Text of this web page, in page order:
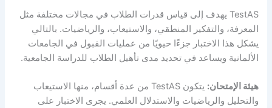
TestAS يهدف إلى قياس قدرات الطلاب في مجالات مختلفة مثل
المعرفة، والتفكير المنطقي، والاستيعاب، والرياضيات. بالتالي
يشكل هذا الاختبار جزءًا حيويًا من عمليات القبول في الجامعات
الألمانية ويساعد في تحديد مدى تأهيل الطلاب للدراسة الجامعية.
هيئة الإمتحان:
يتكون TestAS من عدة أقسام، منها الاستيعاب
والتحليل والرياضيات والاستدلال العلمي. يجرى الاختبار على